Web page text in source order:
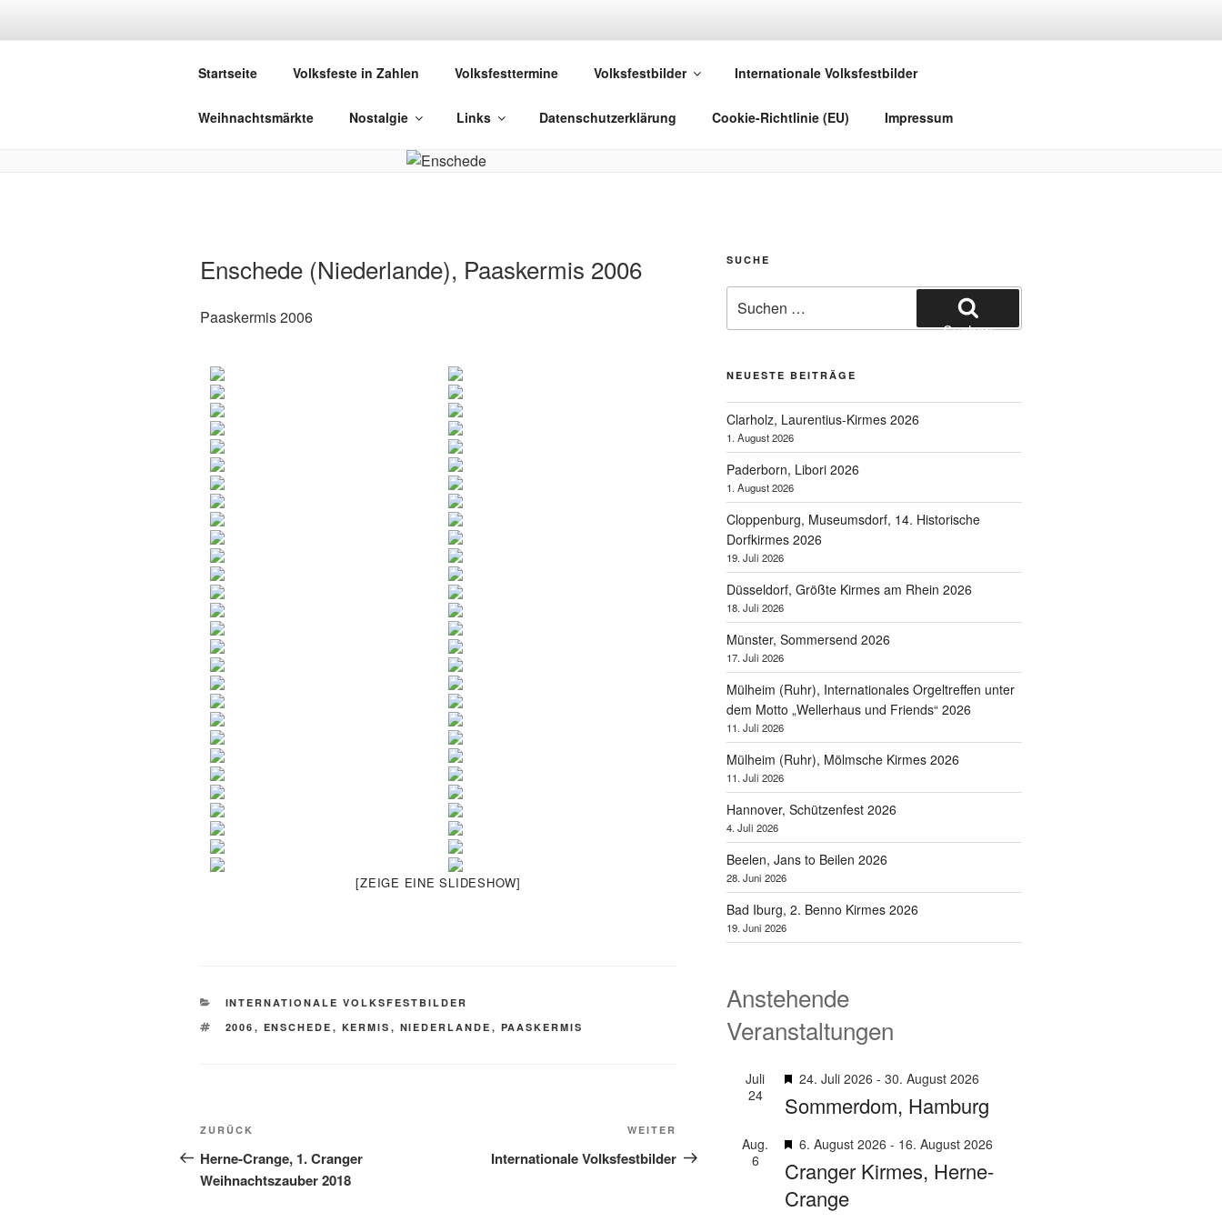
DEUTSCHE VOLKSFESTE
Startseite Volksfeste in Zahlen Volksfesttermine Volksfestbilder Internationale Volksfestbilder
Weihnachtsmärkte Nostalgie Links Datenschutzerklärung Cookie-Richtlinie (EU) Impressum
Enschede (Niederlande), Paaskermis 2006
Paaskermis 2006
[ZEIGE EINE SLIDESHOW]
KATEGORIEN
INTERNATIONALE VOLKSFESTBILDER
SCHLAGWÖRTER
2006 , ENSCHEDE , KERMIS , NIEDERLANDE , PAASKERMIS
Beitragsnavigation
Vorheriger
Beitrag
ZURÜCK
Herne-Crange, 1. Cranger
Weihnachtszauber 2018
Beitrag
WEITER
Internationale Volksfestbilder
SUCHE
nach:
Suchen
NEUESTE BEITRÄGE
Clarholz, Laurentius-Kirmes 2026
1. August 2026
Paderborn, Libori 2026
1. August 2026
Cloppenburg, Museumsdorf, 14. Historische
Dorfkirmes 2026
19. Juli 2026
Düsseldorf, Größte Kirmes am Rhein 2026
18. Juli 2026
Münster, Sommersend 2026
17. Juli 2026
Mülheim (Ruhr), Internationales Orgeltreffen unter
dem Motto „Wellerhaus und Friends“ 2026
11. Juli 2026
Mülheim (Ruhr), Mölmsche Kirmes 2026
11. Juli 2026
Hannover, Schützenfest 2026
4. Juli 2026
Beelen, Jans to Beilen 2026
28. Juni 2026
Bad Iburg, 2. Benno Kirmes 2026
19. Juni 2026
Anstehende
Veranstaltungen
Juli
24
H
r
v
r
g
24. Juli 2026 - 30. August 2026
Sommerdom, Hamburg
Aug.
6
H
e
r
v
6. August 2026 - 16. August 2026
Cranger Kirmes, Herne-
Crange